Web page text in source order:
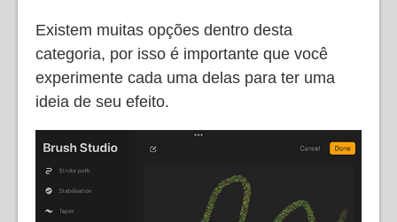
Existem muitas opções dentro desta
categoria, por isso é importante que você
experimente cada uma delas para ter uma
ideia de seu efeito.